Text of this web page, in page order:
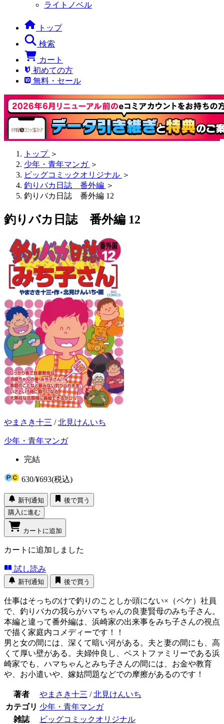
ライトノベル
トップ
検索
カート
初めての方
無料・セール
トップ ＞
少年・青年マンガ ＞
ビッグコミックオリジナル ＞
釣りバカ日誌 番外編 ＞
釣りバカ日誌 番外編 12
釣りバカ日誌 番外編 12
やまさき十三 /北見けんいち
少年・青年マンガ
完結
630/¥693(税込)
新刊通知
後で買う
購入に進む
カートに追加
カートに追加しました
試し読み
新刊通知 後で買う
仕事はそっちのけで釣りのことしか頭にない×（ペケ）社員
で、釣りバカの我らがハマちゃんの良妻賢母のみち子さん。
本編と違って番外編は、浜崎家の出来事をみち子さんの視点
で描く家庭内コメディーです！！
男と女の間には、深くて暗い河がある。夫と妻の間にも、高
くて厚い壁がある。夫婦仲良し、ベストファミリーである浜
崎家でも、ハマちゃんとみち子さんの間には、お金や教育
や、お小遣いや、嫁姑問題などでの摩擦があるのです！
著者 やまさき十三 /北見けんいち
カテゴリ 少年・青年マンガ
雑誌
ビッグコミックオリジナル